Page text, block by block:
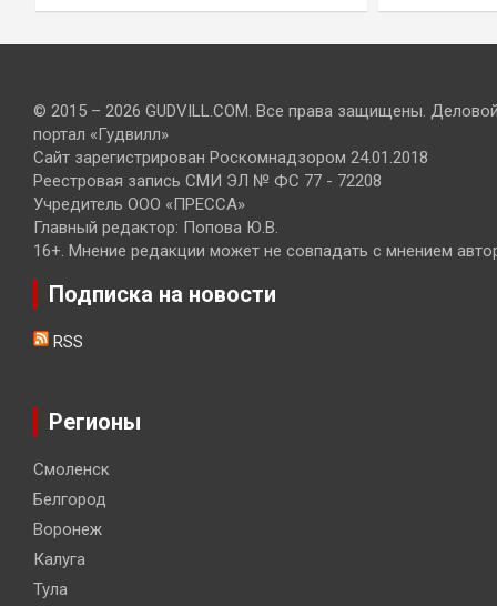
© 2015 – 2026 GUDVILL.COM. Все права защищены.
портал «Гудвилл»
Сайт зарегистрирован Роскомнадзором 24.01.2018
Реестровая запись СМИ ЭЛ № ФС 77 - 72208
Учредитель ООО «ПРЕССА»
Главный редактор: Попова Ю.В.
16+. Мнение редакции может не совпадать с мнением
Подписка на новости
RSS
Регионы
Смоленск
Белгород
Воронеж
Калуга
Тула